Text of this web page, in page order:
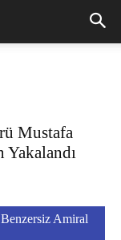
Mustafa
Amiral